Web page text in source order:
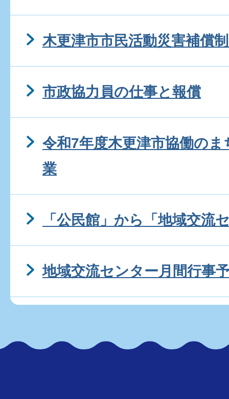
木更津市市民活動災害補償
市政協力員の仕事と報償
令和7年度木更津市協働の
業
「公民館」から「地域交流
地域交流センター月間行事